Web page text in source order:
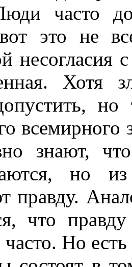
часто
это не
несогласия
Хотя
но
всемирного
знают,
но
правду.
что
Но